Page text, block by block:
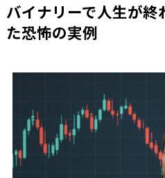
バイナリーで人生が
た恐怖の実例